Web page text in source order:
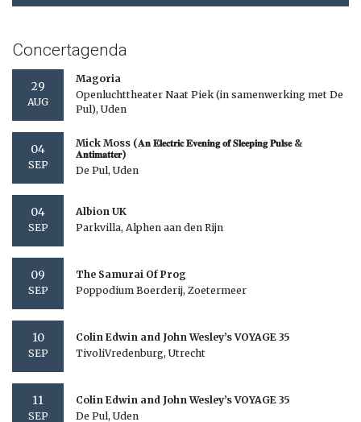
Concertagenda
29
AUG
Magoria
Openluchttheater Naat Piek (in samenwerking met De
Pul), Uden
04
SEP
Mick Moss (𝐀𝐧 𝐄𝐥𝐞𝐜𝐭𝐫𝐢𝐜 𝐄𝐯𝐞𝐧𝐢𝐧𝐠 𝐨𝐟 𝐒𝐥𝐞𝐞𝐩𝐢𝐧𝐠 𝐏𝐮𝐥𝐬𝐞 &
𝐀𝐧𝐭𝐢𝐦𝐚𝐭𝐭𝐞𝐫)
De Pul, Uden
04
SEP
Albion UK
Parkvilla, Alphen aan den Rijn
09
SEP
The Samurai Of Prog
Poppodium Boerderij, Zoetermeer
10
SEP
Colin Edwin and John Wesley’s VOYAGE 35
TivoliVredenburg, Utrecht
11
SEP
Colin Edwin and John Wesley’s VOYAGE 35
De Pul, Uden